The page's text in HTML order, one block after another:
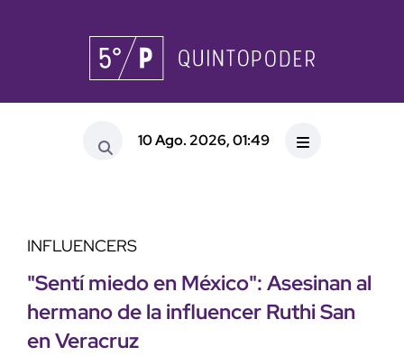
10 Ago. 2026, 01:49
INFLUENCERS
"Sentí miedo en México": Asesinan al
hermano de la influencer Ruthi San
en Veracruz